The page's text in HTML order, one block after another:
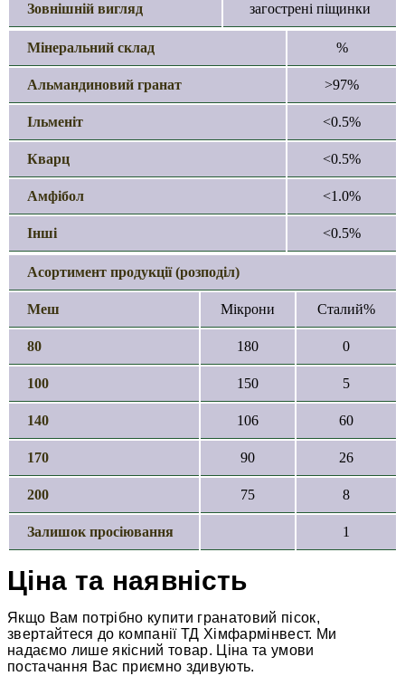
Зовнішній вигляд загострені піщинки
Мінеральний склад %
Альмандиновий гранат >97%
Ільменіт <0.5%
Кварц <0.5%
Амфібол <1.0%
Інші <0.5%
Асортимент продукції (розподіл)
Меш Мікрони Сталий%
80 180 0
100 150 5
140 106 60
170 90 26
200 75 8
Залишок просіювання 1
Ціна та наявність
Якщо Вам потрібно купити гранатовий пісок,
звертайтеся до компанії ТД Хімфармінвест. Ми
надаємо лише якісний товар. Ціна та умови
постачання Вас приємно здивують.